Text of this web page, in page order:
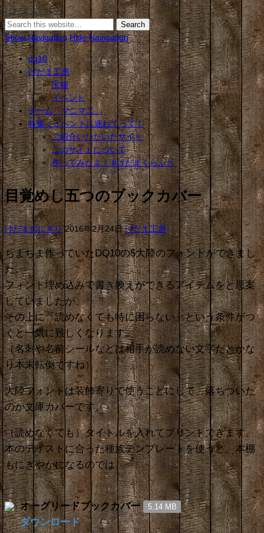
けだまくらふと
Show Navigation Hide Navigation
dq10
けだま工房
宝箱
イベント
チーム「マニマニ」
特集：イベントに連れてって！
ご紹介いただいたサイト
このサイトについて
作ってみたよ！ #けだまくらふと
目覚めし五つのブックカバー
けだまおにぎり 2016年2月24日 けだま工房
ちまちま作っていたDQ10の5大陸のフォントができまし
た。
フォント埋め込みで書き換えができるアイテムをと思案
していましたが、
その上に「読めなくても特に困らない」という条件がつ
くと一気に難しくなります。
（名刺や名前シールなどは相手が読めない文字だとかな
り本末転倒ですね）
大陸フォントは装飾寄りで使うことにして、落ちついた
のが文庫カバーです。
（読めなくても）タイトルを入れてプリントできます。
本のテイストに合った種族テンプレートを使うと、本棚
もにぎやかになるのでは。
オーグリードブックカバー 5.14 MB
ダウンロード